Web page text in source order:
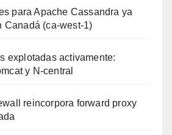
para Apache Cassandra ya
Canadá (ca-west-1)
explotadas activamente:
y N-central
reincorpora forward proxy